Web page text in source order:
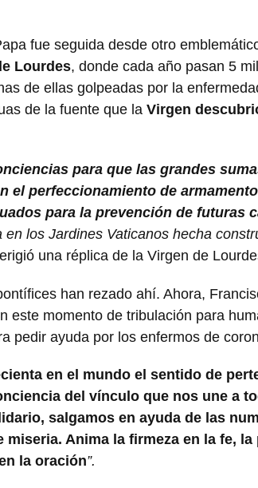
fue seguida desde otro
Lourdes, donde cada año pasan 5
de ellas golpeadas por la
de la fuente que la Virgen
para que las grandes
el perfeccionamiento de
para la prevención de futuras
los Jardines Vaticanos hecha
una réplica de la Virgen de
han rezado ahí. Ahora,
este momento de tribulación para
pedir ayuda por los enfermos de
en el mundo el sentido de
del vínculo que nos une a
salgamos en ayuda de las
Anima la firmeza en la fe, la
la oración”.